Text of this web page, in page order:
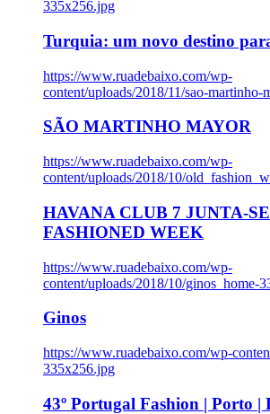
335x256.jpg
Turquia: um novo destino
https://www.ruadebaixo.com/wp-
content/uploads/2018/11/sao-
SÃO MARTINHO MAYOR
https://www.ruadebaixo.com/wp-
content/uploads/2018/10/
HAVANA CLUB 7 JUNTA-
FASHIONED WEEK
https://www.ruadebaixo.com/wp-
content/uploads/2018/10/ginos_home-
Ginos
https://www.ruadebaixo.com/wp-
335x256.jpg
43º Portugal Fashion | Porto |